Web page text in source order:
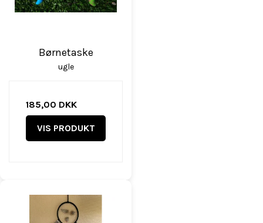
Børnetaske
ugle
185,00 DKK
VIS PRODUKT